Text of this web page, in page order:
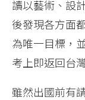
讀以藝術、設
後發現各方面
為唯一目標，
考上即返回台
雖然出國前有